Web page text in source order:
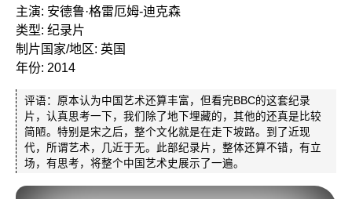
主演: 安德鲁·格雷厄姆-迪克森
类型: 纪录片
制片国家/地区: 英国
年份: 2014
评语：原本认为中国艺术还算丰富，但看完BBC的这套纪录
片，认真思考一下，我们除了地下埋藏的，其他的还真是比较
简陋。特别是宋之后，整个文化就是在走下坡路。到了近现
代，所谓艺术，几近于无。此部纪录片，整体还算不错，有立
场，有思考，将整个中国艺术史展示了一遍。